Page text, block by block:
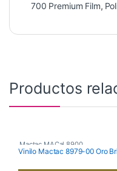
700 Premium Film,
Productos
Mactac MACal 8900
Vinilo Mactac 8979-00 Oro